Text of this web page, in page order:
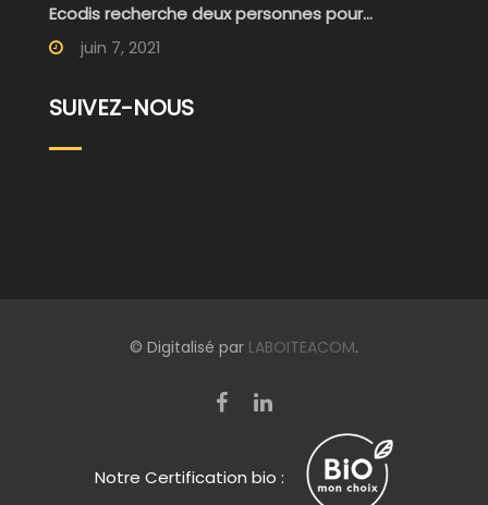
Ecodis recherche deux personnes pour...
juin 7, 2021
SUIVEZ-NOUS
© Digitalisé par LABOITEACOM.
Notre Certification bio :